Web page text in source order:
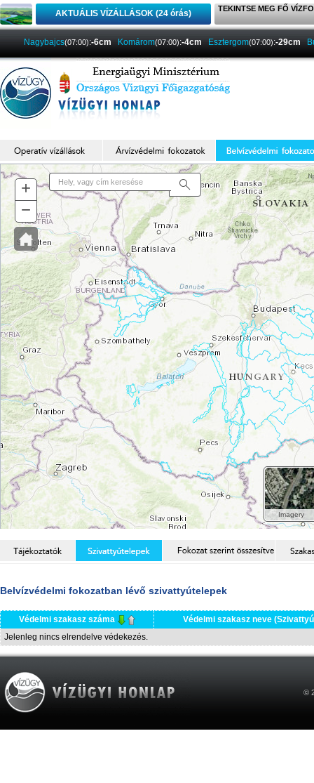
AKTUÁLIS VÍZÁLLÁSOK (24 órás) TEKINTSE MEG FŐ
Nagybajcs(07:00):-6cm Komárom(07:00):-4cm Esztergom(07:00):-29cm
Belvízvédelmi fokozatban lévő szivattyútelepek
Védelmi szakasz száma
Védelmi szakasz neve
Jelenleg nincs elrendelve védekezés.
©